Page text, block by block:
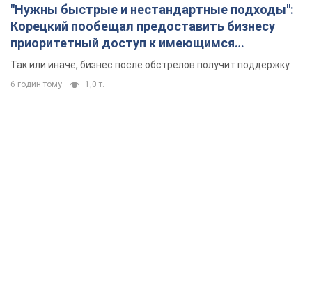
"Нужны быстрые и нестандартные подходы":
Корецкий пообещал предоставить бизнесу
приоритетный доступ к имеющимся
складским помещениям
Так или иначе, бизнес после обстрелов получит поддержку
6 годин тому 1,0 т.